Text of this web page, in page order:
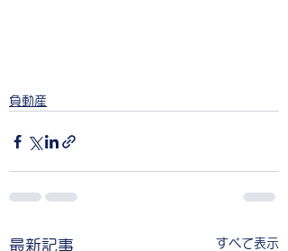
負動産
最新記事 すべて表示